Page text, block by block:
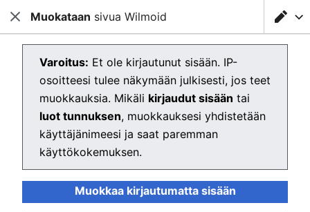
Testausserveri Wiki
Luodaan sivua Wilmoid
Muokkain latautuu. Jos näet tämän ilmoituksen vielä
muutaman sekunnin päästä,lataa sivu uudelleen
Testausserveri Wiki
Sulje Ladataan muokkainta...
SuljeMuokataan sivua Wilmoid
Varoitus: Et ole kirjautunut sisään. IP-
osoitteesi tulee näkymään julkisesti, jos teet
muokkauksia. Mikäli kirjaudut sisään tai
luot tunnuksen, muokkauksesi yhdistetään
käyttäjänimeesi ja saat paremman
käyttökokemuksen.
Muokkaa kirjautumatta sisään